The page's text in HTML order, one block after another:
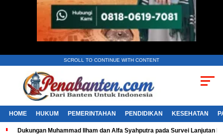
SCROLL TO CONTINUE WITH CONTENT
HOME HUKUM PEMERINTAHAN PENDIDIKAN KESEHATAN
Dukungan Muhammad Ilham dan Alfa Syahputra pada Survei Lanjutan